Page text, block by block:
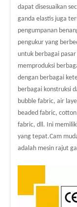
dapat disesuaikan
ganda elastis juga
pengumpanan
pengukur yang
untuk berbagai
memproduksi
dengan berbagai
berbagai konstruksi
bubble fabric, air
beaded fabric,
fabric, dll. Ini
yang tepat.Cam
adalah mesin rajut